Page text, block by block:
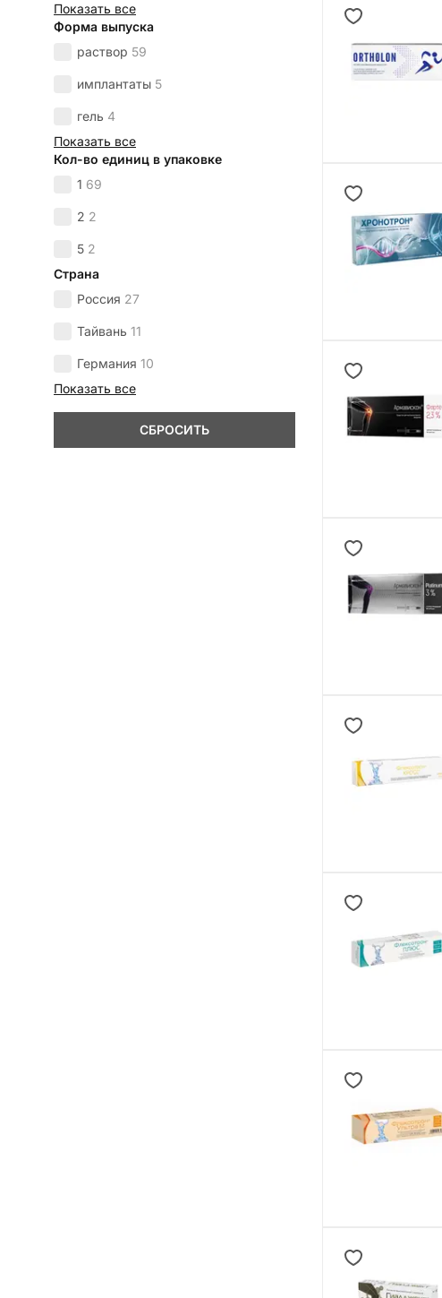
Показать все
Форма выпуска
раствор 59
имплантаты 5
гель 4
Показать все
Кол-во единиц в упаковке
1 69
2 2
5 2
Страна
Россия 27
Тайвань 11
Германия 10
Показать все
СБРОСИТЬ